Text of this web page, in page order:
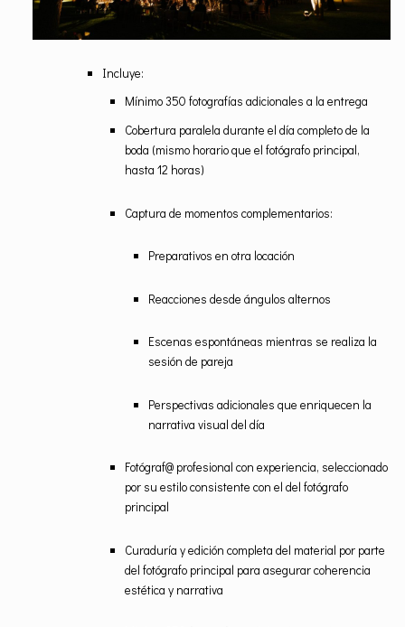
Incluye:
Mínimo 350 fotografías adicionales a la entrega
Cobertura paralela durante el día completo de la
boda (mismo horario que el fotógrafo principal,
hasta 12 horas)
Captura de momentos complementarios:
Preparativos en otra locación
Reacciones desde ángulos alternos
Escenas espontáneas mientras se realiza la
sesión de pareja
​Perspectivas adicionales que enriquecen la
narrativa visual del día
Fotógraf@ profesional con experiencia, seleccionado
por su estilo consistente con el del fotógrafo
principal
Curaduría y edición completa del material por parte
del fotógrafo principal para asegurar coherencia
estética y narrativa